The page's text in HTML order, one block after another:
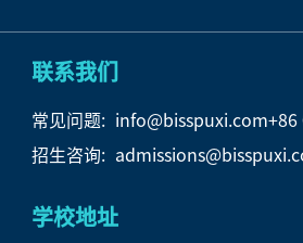
联系我们
常见问题: info@bisspuxi.com+86
招生咨询:
学校地址